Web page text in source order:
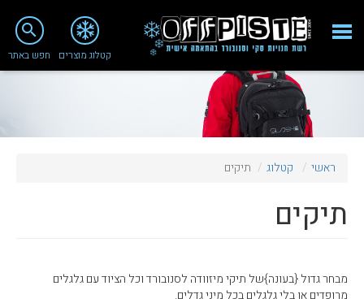
close
Fashion 2018
מי אנחנו
סניף רעננה
טיפולים ושירות
קטלוג מוצרים
search
חפש באתר
ראשי קטלוג תיקים
תיקים
מבחר גדול {בעונה}של תיקי מיזוודה לסנובורד וכל הציוד עם גלגלים
מרופדים או בלי גלגלים בכל מיני גדלים.